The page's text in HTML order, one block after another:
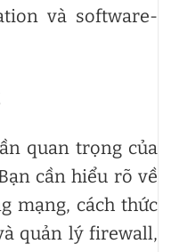
và software-
quan trọng của
cần hiểu rõ về
mạng, cách thức
quản lý firewall,